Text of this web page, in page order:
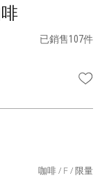
已銷售107件
咖啡 F 限量